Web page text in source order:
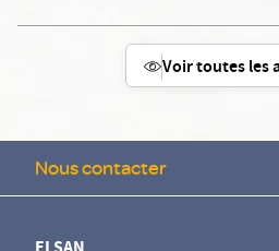
Voir toutes les
Nous contacter